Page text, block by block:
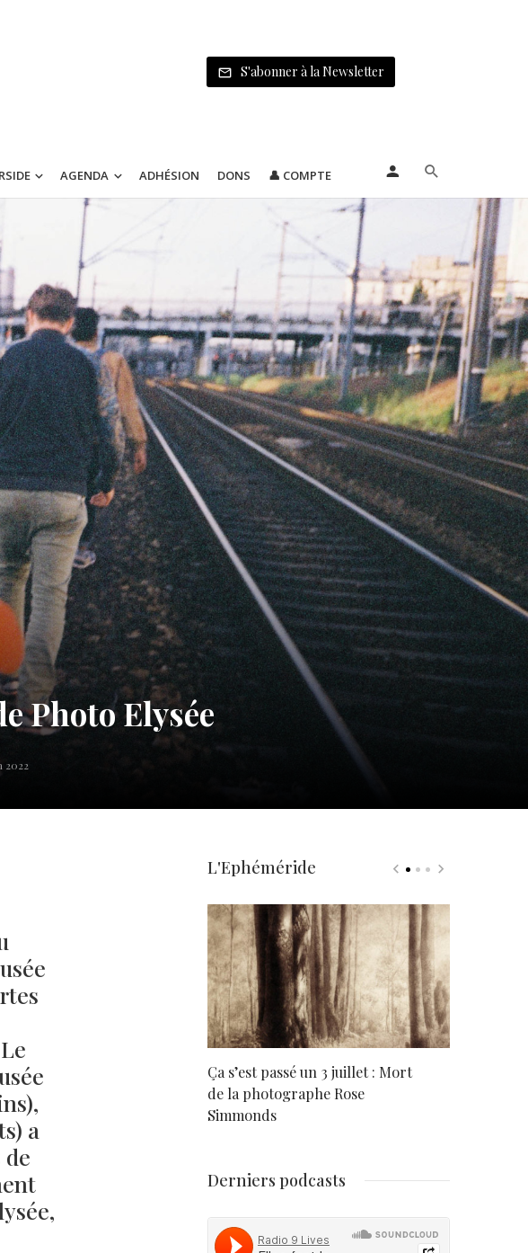
S'abonner à la Newsletter
AGENDA ADHÉSION DONS 👤 COMPTE
Photo Elysée
2022
a
L'Ephéméride
1er juillet : Léonard
Ça s’est passé un 3 juillet : Mort
de la photographe Rose
Simmonds
Derniers podcasts